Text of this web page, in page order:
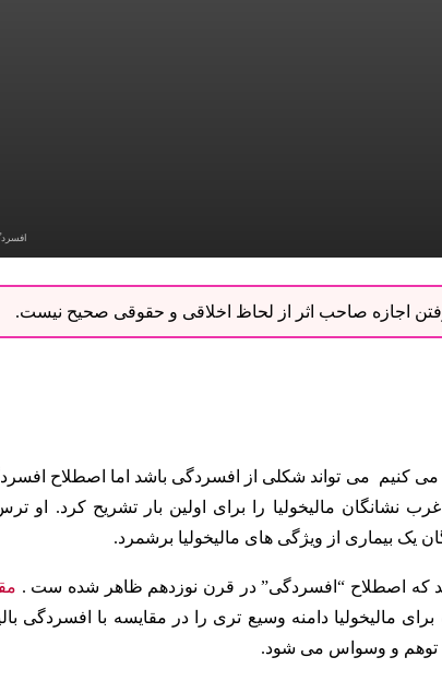
اجازه صاحب اثر از لحاظ اخلاقی و حقوقی صحیح نیست.
کنیم می تواند شکلی از افسردگی باشد اما اصطلاح
نشانگان مالیخولیا را برای اولین بار تشریح کرد. او
یک بیماری از ویژگی های مالیخولیا برشمرد.
که اصطلاح “افسردگی” در قرن نوزدهم ظاهر شده ست .
مالیخولیا دامنه وسیع تری را در مقایسه با افسردگی
توهم و وسواس می شود.